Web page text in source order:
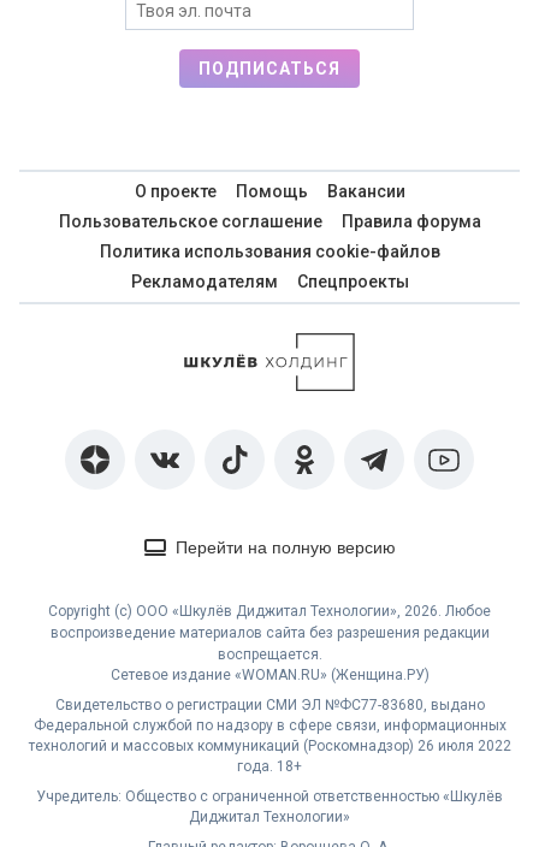
ПОДПИСАТЬСЯ
О проекте Помощь
Вакансии
Пользовательское соглашение
Правила форума
Политика использования cookie-файлов
Рекламодателям
Спецпроекты
Перейти на полную версию
Copyright (с) ООО «Шкулёв Диджитал Технологии», 2026. Любое
воспроизведение материалов сайта без разрешения редакции
воспрещается.
Сетевое издание «WOMAN.RU» (Женщина.РУ)
Свидетельство о регистрации СМИ ЭЛ №ФС77-83680, выдано
Федеральной службой по надзору в сфере связи, информационных
технологий и массовых коммуникаций (Роскомнадзор) 26 июля 2022
года. 18+
Учредитель: Общество с ограниченной ответственностью «Шкулёв
Диджитал Технологии»